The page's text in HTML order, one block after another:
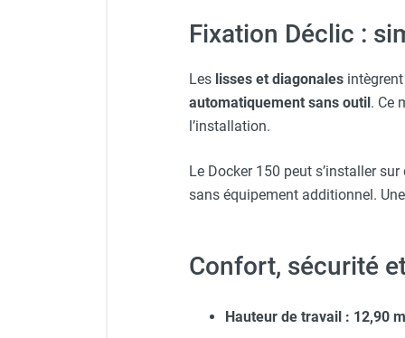
Fixation Déclic :
Les lisses et diagonales
automatiquement sans outil. Ce
l’installation.
Le Docker 150 peut s’installer
sans équipement additionnel.
Confort, sécurité
Hauteur de travail : 12,90